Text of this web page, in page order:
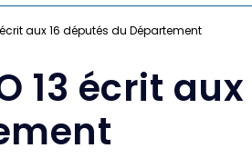
écrit aux 16 députés du Département
13 écrit